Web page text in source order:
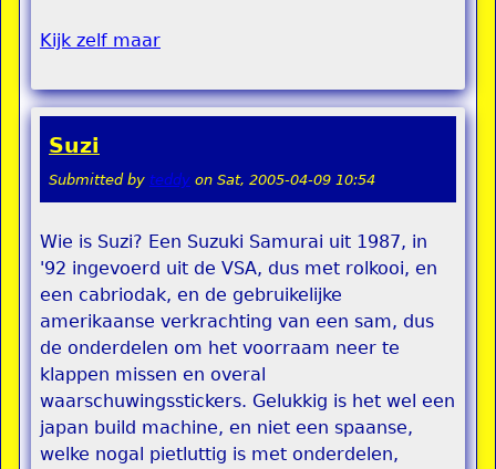
Kijk zelf maar
Suzi
Submitted by teddy on Sat, 2005-04-09 10:54
Wie is Suzi? Een Suzuki Samurai uit 1987, in
'92 ingevoerd uit de VSA, dus met rolkooi, en
een cabriodak, en de gebruikelijke
amerikaanse verkrachting van een sam, dus
de onderdelen om het voorraam neer te
klappen missen en overal
waarschuwingsstickers. Gelukkig is het wel een
japan build machine, en niet een spaanse,
welke nogal pietluttig is met onderdelen,